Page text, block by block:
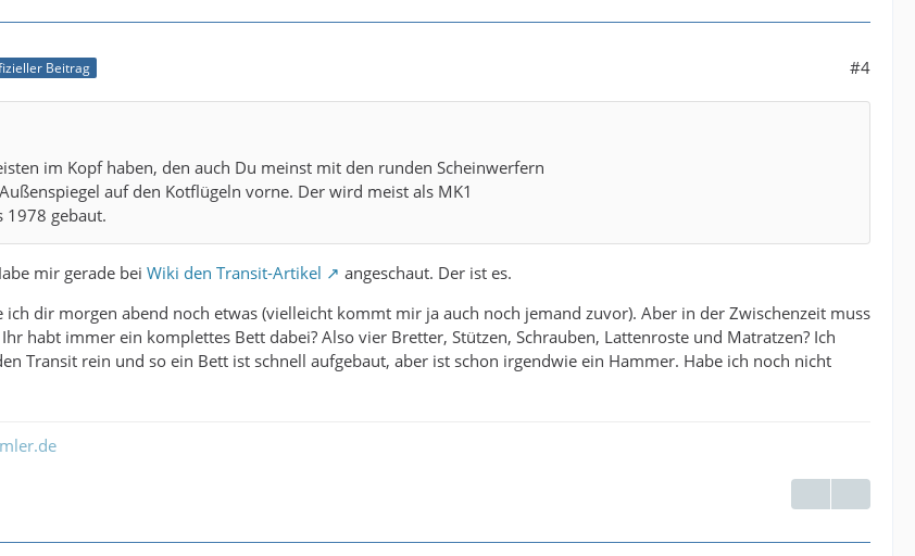
Beitrag #4
im Kopf haben, den auch Du meinst mit den runden Scheinwerfern
auf den Kotflügeln vorne. Der wird meist als MK1
1978 gebaut.
mir gerade bei Wiki den Transit-Artikel
angeschaut. Der ist es.
ich dir morgen abend noch etwas (vielleicht kommt mir ja auch noch jemand zuvor). Aber in der Zwischenzeit muss
habt immer ein komplettes Bett dabei? Also vier Bretter, Stützen, Schrauben, Lattenroste und Matratzen? Ich
Transit rein und so ein Bett ist schnell aufgebaut, aber ist schon irgendwie ein Hammer. Habe ich noch nicht